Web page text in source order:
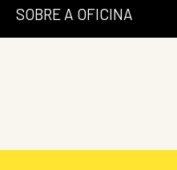
SOBRE A OFICINA